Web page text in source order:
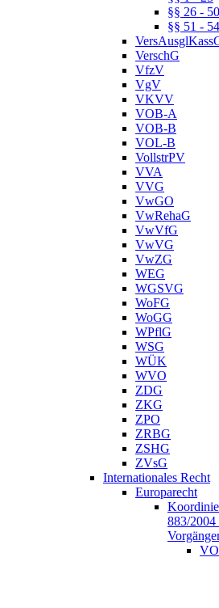
§§ 26 - 50
§§ 51 - 54
VerschG
VfzV
VgV
VKVV
VOB-A
VOB-B
VOL-B
VollstrPV
VVA
VVG
VwGO
VwRehaG
VwVfG
VwVG
VwZG
WEG
WGSVG
WoFG
WoGG
WPflG
WSG
WÜK
WVO
ZDG
ZKG
ZPO
ZRBG
ZSHG
ZVsG
Internationales Recht
Europarecht
883/